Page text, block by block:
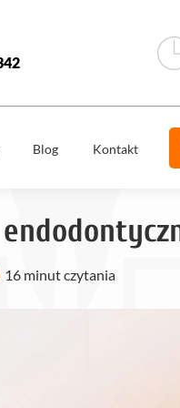
Implantologia
Implanty
Blog Kontakt
16 minut czytania